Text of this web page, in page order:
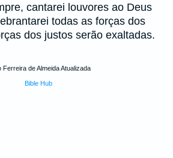
cantarei louvores ao Deus
todas as forças dos
dos justos serão exaltadas.
Ferreira de Almeida Atualizada
Bible Hub